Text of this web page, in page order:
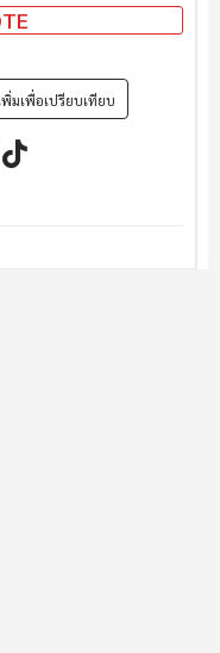
พิ่มเพื่อเปรียบเทียบ